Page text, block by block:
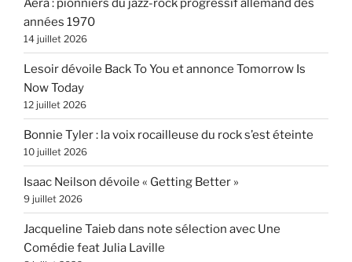
Aera : pionniers du jazz-rock progressif allemand des
années 1970
14 juillet 2026
Lesoir dévoile Back To You et annonce Tomorrow Is
Now Today
12 juillet 2026
Bonnie Tyler : la voix rocailleuse du rock s’est éteinte
10 juillet 2026
Isaac Neilson dévoile « Getting Better »
9 juillet 2026
Jacqueline Taieb dans note sélection avec Une
Comédie feat Julia Laville